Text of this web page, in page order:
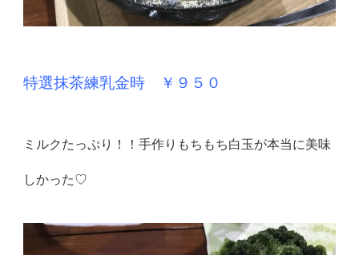
特選抹茶練乳金時 ￥９５０
ミルクたっぷり！！手作りもちもち白玉が本当に美味
しかった♡